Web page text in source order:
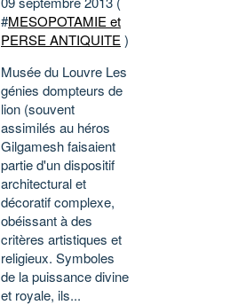
#MESOPOTAMIE et
PERSE ANTIQUITE )
Musée du Louvre Les
génies dompteurs de
lion (souvent
assimilés au héros
Gilgamesh faisaient
partie d'un dispositif
architectural et
décoratif complexe,
obéissant à des
critères artistiques et
religieux. Symboles
de la puissance divine
et royale, ils...